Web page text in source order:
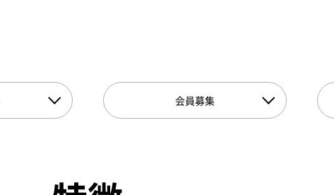
会員募集